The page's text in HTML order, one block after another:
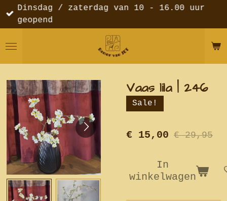
Ga
direct
de
Dinsdag / zaterdag van 10 - 16.00 uur
geopend
Vaas lila | 246
Sale!
€ 15,00 € 29,95
In
winkelwagen